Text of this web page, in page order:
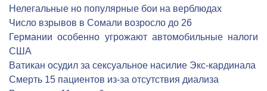
Нелегальные но популярные бои на верблюдах
Число взрывов в Сомали возросло до 26
Германии особенно угрожают автомобильные налоги
США
Ватикан осудил за сексуальное насилие Экс-кардинала
Cмерть 15 пациентов из-за отсутствия диализа